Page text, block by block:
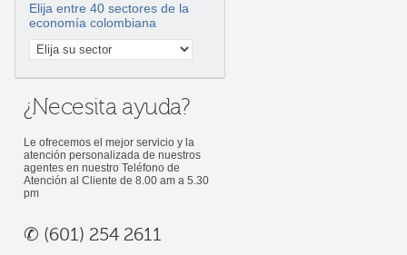
Elija entre 40 sectores de la
economía colombiana
¿Necesita ayuda?
Le ofrecemos el mejor servicio y la
atención personalizada de nuestros
agentes en nuestro Teléfono de
Atención al Cliente de 8.00 am a 5.30
pm
✆ (601) 254 2611